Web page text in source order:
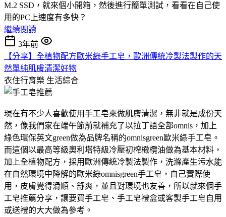
M.2 SSD，就來個小開箱，然後進行簡單測試，看看在自己使
用的PC上速度有多快？
繼續閱讀
3年前
【分享】全植物配方歐米綠手工皂，歐洲傳統冷製法製作的天
然單純肌膚清潔好物
衣住行育樂 生活綜合
現在有不少人喜歡使用手工皂來做肌膚清潔，無非就是成份天
然，像我們家在端午節前就補充了以拉丁語全部omnis，加上
綠色環保英文green做為品牌名稱的omnisgreen歐米綠手工皂。
而這個以最高等級奧利塔特級冷壓初榨橄欖油做為基本材料，
加上全植物配方，採用歐洲傳統冷製法製作，洗滌產生污水能
在自然環境中降解的歐米綠omnisgreen手工皂，自己實際使
用，皮膚覺得滑順、舒爽，並且對環境也友善，所以就來個手
工皂推薦分享，讓要買手工皂、手工皂禮盒或客製手工皂自用
或送禮的大大做為參考。